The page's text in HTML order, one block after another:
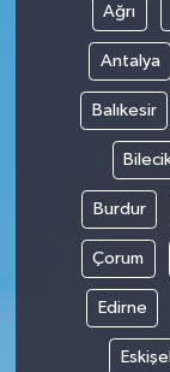
Ağrı
Antalya
Balıkesir
Burdur
Çorum
Edirne